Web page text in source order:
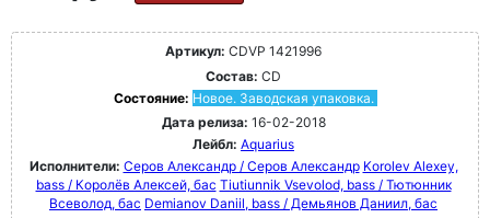
Артикул: CDVP 1421996
Состав: CD
Состояние: Новое. Заводская упаковка.
Дата релиза: 16-02-2018
Лейбл: Aquarius
Исполнители: Серов Александр / Серов Александр Korolev Alexey,
bass / Королёв Алексей, бас Tiutiunnik Vsevolod, bass / Тютюнник
Всеволод, бас Demianov Daniil, bass / Демьянов Даниил, бас